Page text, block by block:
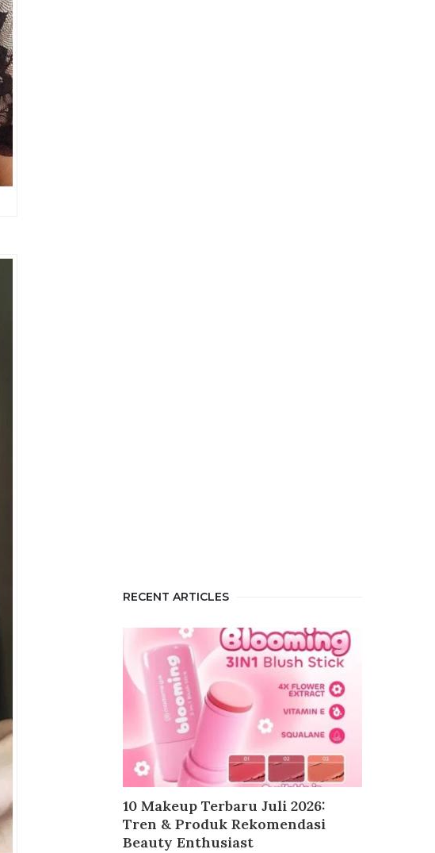
RECENT ARTICLES
10 Makeup Terbaru Juli 2026:
Tren & Produk Rekomendasi
Beauty Enthusiast